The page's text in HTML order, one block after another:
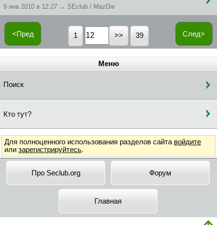
9 янв 2010 в 12:27 → SEclub / MazDie
<Пред След>
1 39
Меню
Поиск
Кто тут?
Для полноценного использования разделов сайта войдите
или зарегистрируйтесь.
Про Seclub.org Форум
Главная